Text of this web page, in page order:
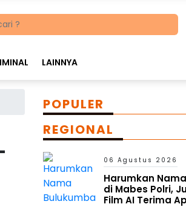
LAINNYA
POPULER
REGIONAL
06 Agustus 2026
Harumkan
di Mabes Polri,
Film AI Terima